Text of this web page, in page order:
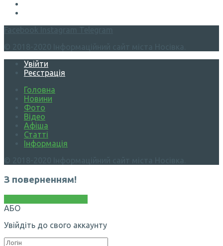
Увійти
Реєстрація
Головна
Новини
Фото
Відео
Афіша
Статті
Інформація
З поверненням!
АБО
Увійдіть до свого аккаунту